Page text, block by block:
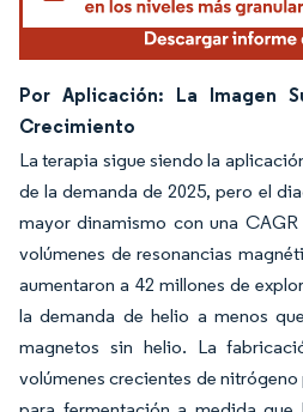
Por Aplicación: La Imagen
Crecimiento
La terapia sigue siendo la
de la demanda de 2025, pero el
mayor dinamismo con una CAGR
volúmenes de resonancias
aumentaron a 42 millones de
la demanda de helio a menos
magnetos sin helio. La
volúmenes crecientes de